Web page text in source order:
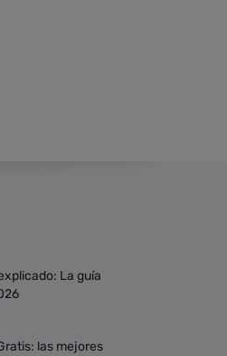
La guía
las mejores